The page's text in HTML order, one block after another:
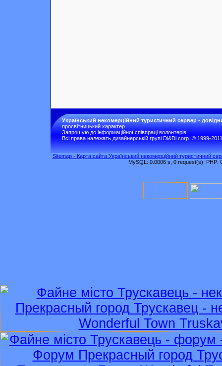
Український некомерційний туристичний сервер -
просвітницький характер.
Запрошую до інформаційної співпраці волонтерів.
Всі права належать дизайнерській групі Di&Di corp. © 1999-2011
Sitemap - Карта сайта Український некомерційний туристичний
MySQL: 0.0006 s, 0 request(s), PHP: